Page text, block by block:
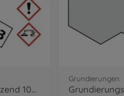
TS-13 Klarlack glänzend 100ml
Grundierungen